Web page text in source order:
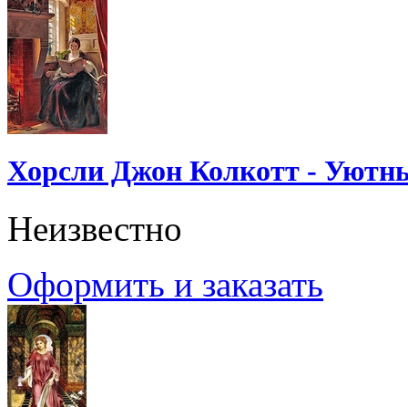
Хорсли Джон Колкотт -
Неизвестно
Оформить и заказать